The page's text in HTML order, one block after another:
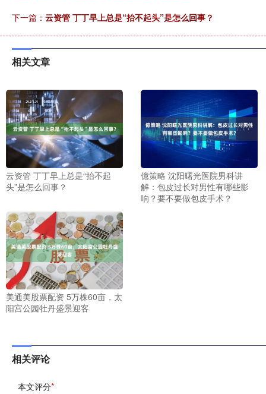
下一篇： 云资管 丁丁早上总是“抬不起头”是怎么回事？
相关文章
云资管 丁丁早上总是“抬不起
头”是怎么回事？
億策略 沈阳曙光医院男科讲
解：包皮过长对男性有哪些影
响？要不要做包皮手术？
美通美股票配资 5万株60亩，太
阳宫公园牡丹盛景迎客
相关评论
本文评分*